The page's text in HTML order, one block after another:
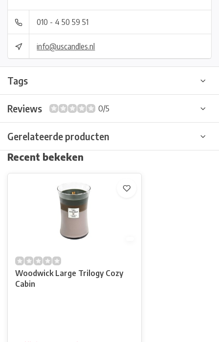
010 - 4 50 59 51
info@uscandles.nl
Tags
Reviews 0/5
Gerelateerde producten
Recent bekeken
Woodwick Large Trilogy Cozy
Cabin